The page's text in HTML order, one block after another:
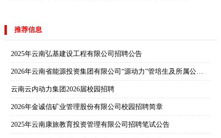
推荐信息
2025年云南弘基建设工程有限公司招聘公告
2026年云南省能源投资集团有限公司“源动力”管培生及所属公司校园招聘公告
云南云内动力集团2026届校园招聘
2026年金诚信矿业管理股份有限公司校园招聘简章
2025年云南康旅教育投资管理有限公司招聘笔试公告